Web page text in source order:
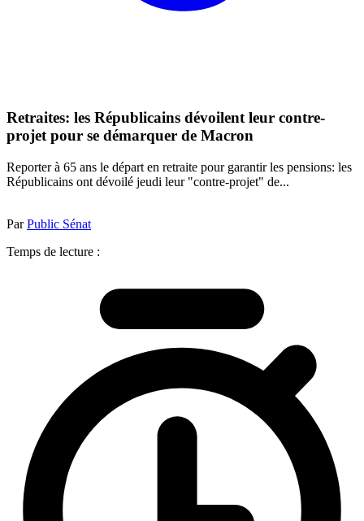
Retraites: les Républicains dévoilent leur contre-
projet pour se démarquer de Macron
Reporter à 65 ans le départ en retraite pour garantir les pensions: les
Républicains ont dévoilé jeudi leur "contre-projet" de...
ParPublic Sénat
Temps de lecture :